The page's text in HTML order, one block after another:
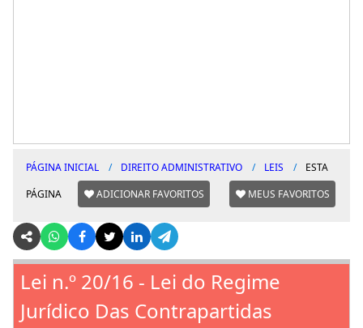
PÁGINA INICIAL DIREITO ADMINISTRATIVO LEIS
ESTA
PÁGINA
ADICIONAR FAVORITOS MEUS FAVORITOS
Lei n.º 20/16 - Lei do Regime
Jurídico Das Contrapartidas